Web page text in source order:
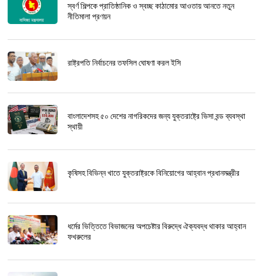
স্বর্ণ শিল্পকে প্রাতিষ্ঠানিক ও স্বচ্ছ কাঠামোর আওতায় আনতে নতুন
নীতিমালা প্রণয়ন
রাষ্ট্রপতি নির্বাচনের তফসিল ঘোষণা করল ইসি
বাংলাদেশসহ ৫০ দেশের নাগরিকদের জন্য যুক্তরাষ্ট্রে ভিসা বন্ড ব্যবস্থা
স্থায়ী
কৃষিসহ বিভিন্ন খাতে যুক্তরাষ্ট্রকে বিনিয়োগের আহ্বান প্রধানমন্ত্রীর
ধর্মের ভিত্তিতে বিভাজনের অপচেষ্টার বিরুদ্ধে ঐক্যবদ্ধ থাকার আহ্বান
ফখরুলের